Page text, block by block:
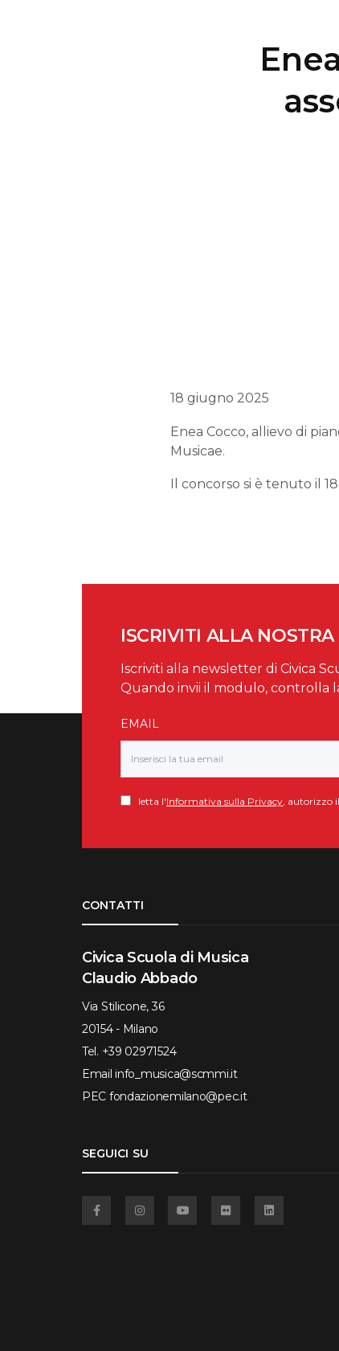
18 giugno 2025
Enea Cocco, allievo di
Musicae.
Il concorso si è tenuto il
ISCRIVITI ALLA
Iscriviti alla newsletter di Civica
Quando invii il modulo, controlla
EMAIL
letta l'Informativa sulla Privacy, autorizzo
CONTATTI
Civica Scuola di Musica
Claudio Abbado
Via Stilicone, 36
20154 - Milano
Tel. +39 02971524
Email info_musica@scmmi.it
PEC fondazionemilano@pec.it
SEGUICI SU